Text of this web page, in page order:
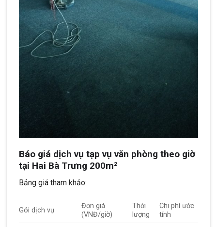
Báo giá dịch vụ tạp vụ văn phòng theo giờ
tại Hai Bà Trưng 200m²
Bảng giá tham khảo:
Gói dịch vụ
Đơn giá
(VNĐ/giờ)
Thời
lượng
Chi phí ước
tính